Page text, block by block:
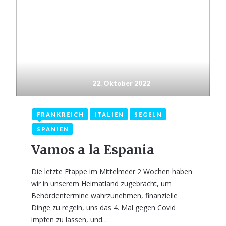
22. Oktober 2022
FRANKREICH ITALIEN SEGELN
SPANIEN
Vamos a la Espania
Die letzte Etappe im Mittelmeer 2 Wochen haben
wir in unserem Heimatland zugebracht, um
Behördentermine wahrzunehmen, finanzielle
Dinge zu regeln, uns das 4. Mal gegen Covid
impfen zu lassen, und…